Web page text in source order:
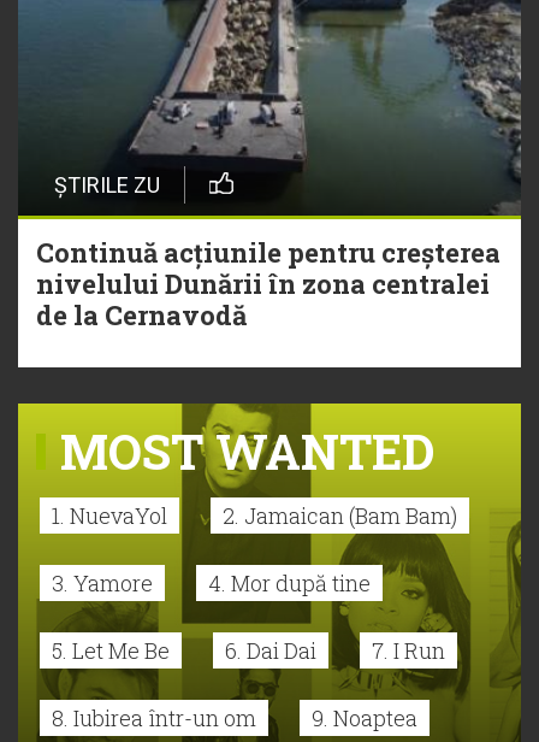
ȘTIRILE ZU
Continuă acțiunile pentru creșterea
nivelului Dunării în zona centralei
de la Cernavodă
MOST WANTED
1. NuevaYol 2. Jamaican (Bam Bam)
3. Yamore 4. Mor după tine
5. Let Me Be 6. Dai Dai 7. I Run
8. Iubirea într-un om 9. Noaptea